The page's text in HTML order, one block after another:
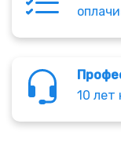
10 лет